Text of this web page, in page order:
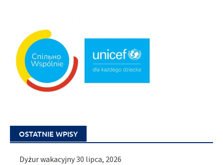
OSTATNIE WPISY
Dyżur wakacyjny30 lipca, 2026